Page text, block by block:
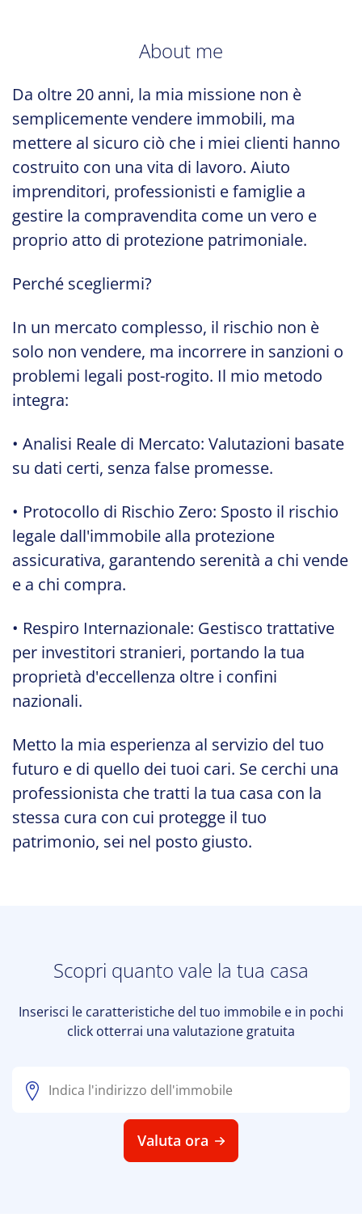
About me
Da oltre 20 anni, la mia missione non è
semplicemente vendere immobili, ma
mettere al sicuro ciò che i miei clienti hanno
costruito con una vita di lavoro. Aiuto
imprenditori, professionisti e famiglie a
gestire la compravendita come un vero e
proprio atto di protezione patrimoniale.
Perché scegliermi?
In un mercato complesso, il rischio non è
solo non vendere, ma incorrere in sanzioni o
problemi legali post-rogito. Il mio metodo
integra:
• Analisi Reale di Mercato: Valutazioni basate
su dati certi, senza false promesse.
• Protocollo di Rischio Zero: Sposto il rischio
legale dall'immobile alla protezione
assicurativa, garantendo serenità a chi vende
e a chi compra.
• Respiro Internazionale: Gestisco trattative
per investitori stranieri, portando la tua
proprietà d'eccellenza oltre i confini
nazionali.
Metto la mia esperienza al servizio del tuo
futuro e di quello dei tuoi cari. Se cerchi una
professionista che tratti la tua casa con la
stessa cura con cui protegge il tuo
patrimonio, sei nel posto giusto.
Scopri quanto vale la tua casa
Inserisci le caratteristiche del tuo immobile e in pochi
click otterrai una valutazione gratuita
Valuta ora